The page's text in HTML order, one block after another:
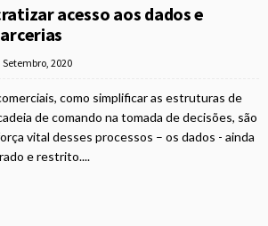
acesso aos dados e
Setembro, 2020
como simplificar as estruturas de
de comando na tomada de decisões, são
vital desses processos – os dados - ainda
e restrito....